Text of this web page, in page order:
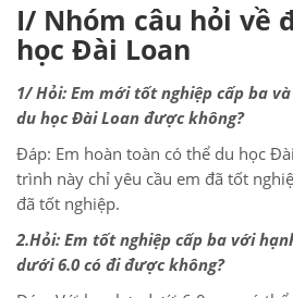
I/ Nhóm câu hỏi về
học Đài Loan
1/ Hỏi: Em mới tốt nghiệp cấp ba
du học Đài Loan được không?
Đáp: Em hoàn toàn có thể du học
trình này chỉ yêu cầu em đã tốt
đã tốt nghiệp.
2.Hỏi: Em tốt nghiệp cấp ba với
dưới 6.0 có đi được không?